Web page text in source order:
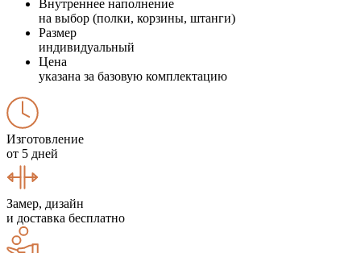
Внутреннее наполнение
на выбор (полки, корзины, штанги)
Размер
индивидуальный
Цена
указана за базовую комплектацию
Изготовление
от 5 дней
Замер, дизайн
и доставка бесплатно